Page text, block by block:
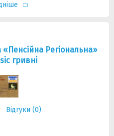
Регіональна»
гривнi
Відгуки (0)